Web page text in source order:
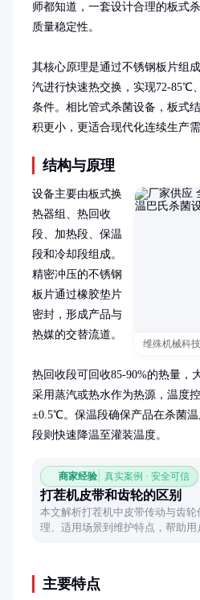
师都知道，一套设计合理的板式
质量稳定性。
其核心原理是通过不锈钢板片组
汽进行快速热交换，实现72-85℃
条件。相比管式杀菌设备，板式
积更小，更适合现代化连续生产需
结构与原理
维殊机械科
设备主要由板式换
热器组、热回收
段、加热段、保温
段和冷却段组成。
精密冲压的不锈钢
板片通过橡胶垫片
密封，形成产品与
热媒的交替流道。
热回收段可回收85-90%的热量，
采用蒸汽或热水作为热源，温度
±0.5℃。保温段确保产品在杀菌
段则快速降温至灌装温度。
商家经验 真实案例 · 安全可信
打茬机皮带和齿轮的区别
本文解析打茬机中皮带传动与齿
理、适用场景到维护特点，帮助
主要特点